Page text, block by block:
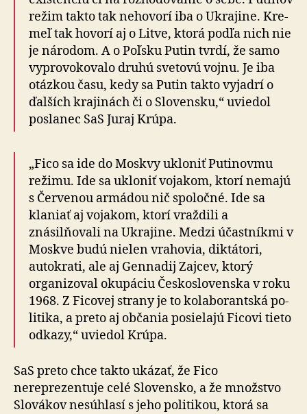
režim takto tak nehovorí iba o Ukrajine. Kre­
meľ tak hovorí aj o Litve, ktorá podľa nich nie
je ná­ro­dom. A o Poľsku Putin tvrdí, že samo
vyprovokovalo druhú svetovú vojnu. Je iba
otázkou času, kedy sa Putin takto vyjadrí o
ďalších krajinách či o Slovensku,“ uviedol
poslanec SaS Juraj Krúpa.
„Fico sa ide do Moskvy ukloniť Putinovmu
režimu. Ide sa ukloniť vojakom, ktorí nemajú
s Červenou armádou nič spoločné. Ide sa
klaniať aj vojakom, ktorí vraždili a
znásilňovali na Ukrajine. Medzi účastníkmi v
Moskve budú nielen vrahovia, diktátori,
autokrati, ale aj Gen­na­dij Zajcev, ktorý
organizoval okupáciu Československa v roku
1968. Z Ficovej strany je to kolaborantská po­
li­ti­ka, a preto aj občania posielajú Ficovi tieto
odkazy,“ uviedol Krúpa.
SaS preto chce takto ukázať, že Fico
nereprezentuje celé Slovensko, a že množstvo
Slovákov nesúhlasí s jeho po­li­ti­kou, ktorá sa